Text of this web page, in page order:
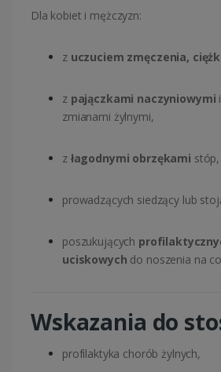
Dla kobiet i mężczyzn:
z uczuciem zmęczenia,
z pajączkami naczyniowymi
zmianami żylnymi,
z łagodnymi obrzękami
prowadzących siedzący lub
poszukujących
uciskowych do noszenia na
Wskazania do
profilaktyka chorób żylnych,